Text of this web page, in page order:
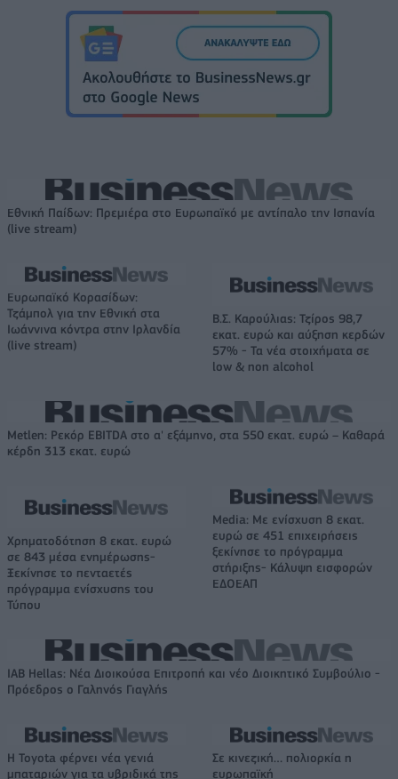
Εθνική Παίδων: Πρεμιέρα στο Ευρωπαϊκό με αντίπαλο την Ισπανία
(live stream)
Ευρωπαϊκό Κορασίδων:
Τζάμπολ για την Εθνική στα
Ιωάννινα κόντρα στην Ιρλανδία
(live stream)
Β.Σ. Καρούλιας: Τζίρος 98,7
εκατ. ευρώ και αύξηση κερδών
57% - Τα νέα στοιχήματα σε
low & non alcohol
Metlen: Ρεκόρ EBITDA στο α' εξάμηνο, στα 550 εκατ. ευρώ – Καθαρά
κέρδη 313 εκατ. ευρώ
Χρηματοδότηση 8 εκατ. ευρώ
σε 843 μέσα ενημέρωσης-
Ξεκίνησε το πενταετές
πρόγραμμα ενίσχυσης του
Τύπου
Media: Με ενίσχυση 8 εκατ.
ευρώ σε 451 επιχειρήσεις
ξεκίνησε το πρόγραμμα
στήριξης- Κάλυψη εισφορών
ΕΔΟΕΑΠ
IAB Hellas: Νέα Διοικούσα Επιτροπή και νέο Διοικητικό Συμβούλιο -
Πρόεδρος ο Γαληνός Γιαγλής
Η Toyota φέρνει νέα γενιά
μπαταριών για τα υβριδικά της
Σε κινεζική… πολιορκία η
ευρωπαϊκή